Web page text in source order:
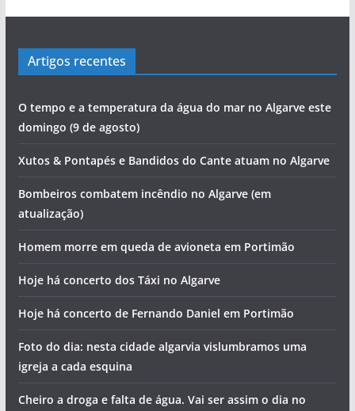
Artigos recentes
O tempo e a temperatura da água do mar no Algarve este
domingo (9 de agosto)
Xutos & Pontapés e Bandidos do Cante atuam no Algarve
Bombeiros combatem incêndio no Algarve (em
atualização)
Homem morre em queda de avioneta em Portimão
Hoje há concerto dos Táxi no Algarve
Hoje há concerto de Fernando Daniel em Portimão
Foto do dia: nesta cidade algarvia vislumbramos uma
igreja a cada esquina
Cheiro a droga e falta de água. Vai ser assim o dia no